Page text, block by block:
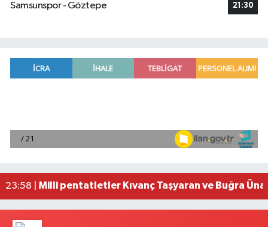
Samsunspor - Göztepe
21:30
00:39 |
Mersin'de uyuşturucu operasyonunda 190
23:58 | Milli pentatletler Kıvanç Taşyaran ve Buğra